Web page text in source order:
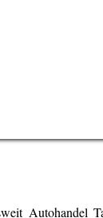
Autohandel